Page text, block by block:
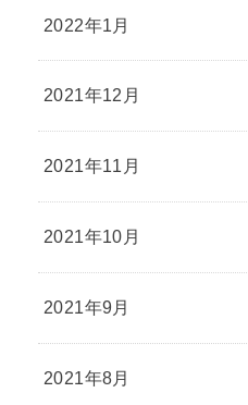
2022年1月
2021年12月
2021年11月
2021年10月
2021年9月
2021年8月